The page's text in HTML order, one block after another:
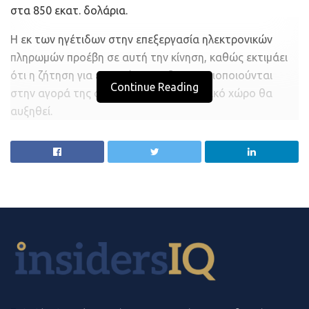
οποία με τα σημερινά δεδομένα, σύμφωνα με τον
πρόεδρο του ΣΕΤΕ Γιάννη Ρέτσο, προσεγγίζουν τα 7,5
δισ. ευρώ, θα πρέπει, αναφέρει η κ. Τετράδη, να
επιμηκύνουμε την τουριστική σεζόν μέχρι και τον
Νοέμβριο ίσως.
Το πρώτο άνοιγμα
Μάλιστα, προκειμένου να ελεγχθεί η δυνατότητα
ανοίγματος του τουρισμού στη χώρα μας, στη Ρόδο
Κατά τη διαδικασία επιλογής η ολλανδική κυβέρνηση, σε
συνεργασία με τις κρατικές υγειονομικές αρχές και το
ταξιδιωτικό πρακτορείο Sunweb, φρόντισε να
στα 850 εκατ. δολάρια.
Η εκ των ηγέτιδων στην επεξεργασία ηλεκτρονικών
πληρωμών προέβη σε αυτή την κίνηση, καθώς εκτιμάει
ότι η ζήτηση για εταιρείες που δραστηριοποιούνται
στην αγορά της ασφάλειας στον ψηφιακό χώρο θα
αυξηθεί.
Σύμφωνα με τη Mastercard, η συμφωνία αναμένεται να
κλείσει τους επόμενους έξι μήνες.
διαχωρίζουν τους παράνομους από τους νόμιμους
το άνοιγμα ενός διαδικτυακού λογαριασμού ή η
πραγματοποίηση ψηφιακών πληρωμών.
Δραστηριοποιείται σε τρεις κλάδους: στο ηλεκτρονικό
Continue Reading